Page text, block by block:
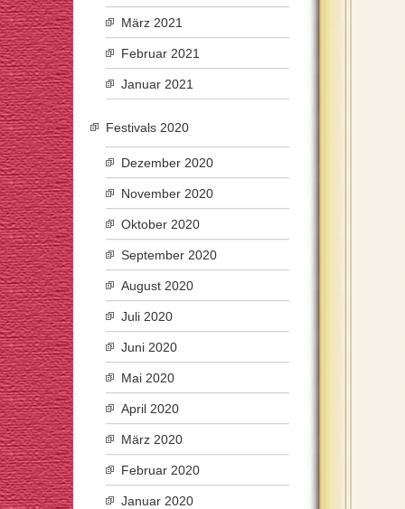
März 2021
Februar 2021
Januar 2021
Festivals 2020
Dezember 2020
November 2020
Oktober 2020
September 2020
August 2020
Juli 2020
Juni 2020
Mai 2020
April 2020
März 2020
Februar 2020
Januar 2020